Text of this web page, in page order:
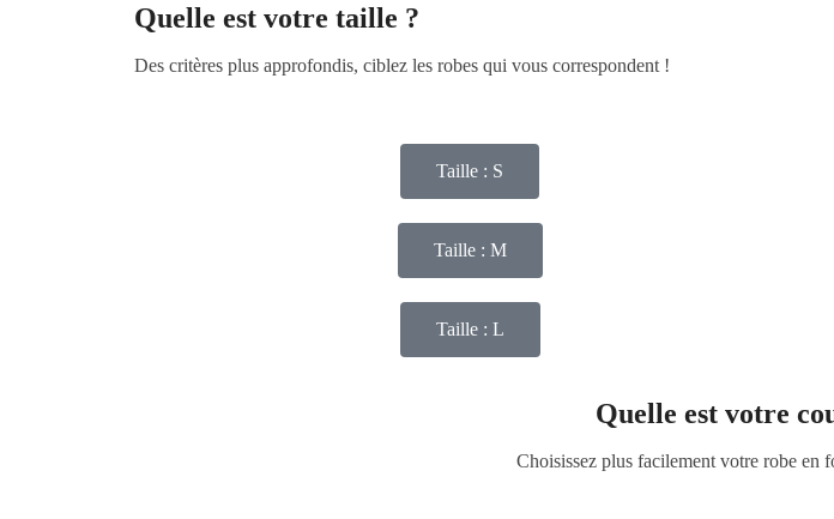
Quelle est votre taille ?
Des critères plus approfondis, ciblez les robes qui vous correspondent !
Taille : S
Taille : M
Taille : L
Quelle est votre
Choisissez plus facilement votre robe en